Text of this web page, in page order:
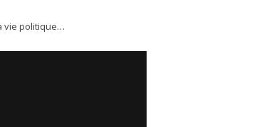
vie politique…